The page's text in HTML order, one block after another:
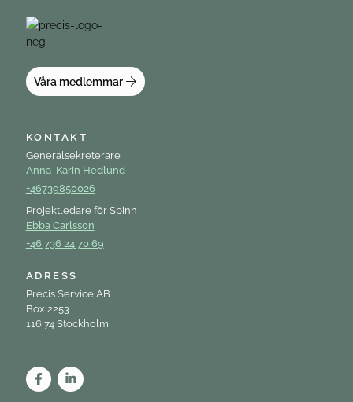
Våra medlemmar
KONTAKT
Generalsekreterare
Anna-Karin Hedlund
+46739850026
Projektledare för Spinn
Ebba Carlsson
+46 736 24 70 69
ADRESS
Precis Service AB
Box 2253
116 74 Stockholm